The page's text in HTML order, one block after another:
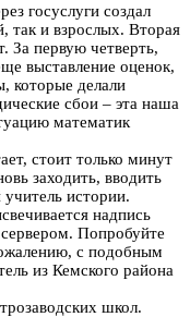
госуслуги создал
так и взрослых. Вторая
За первую четверть,
выставление оценок,
которые делали
сбои – эта наша
математик
стоит только минут
заходить, вводить
истории.
надпись
Попробуйте
с подобным
из Кемского района
школ.